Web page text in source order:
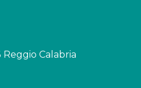
Reggio Calabria